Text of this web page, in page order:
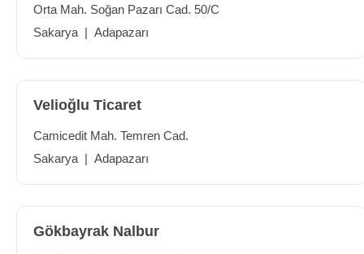
Orta Mah. Soğan Pazarı Cad. 50/C
Sakarya | Adapazarı
Velioğlu Ticaret
Camicedit Mah. Temren Cad.
Sakarya | Adapazarı
Gökbayrak Nalbur